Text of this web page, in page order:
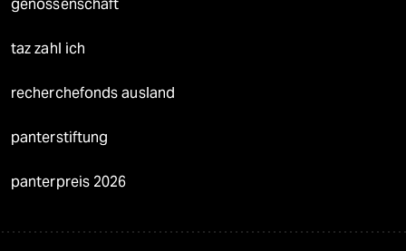
genossenschaft
taz zahl ich
recherchefonds ausland
panterstiftung
panterpreis 2026